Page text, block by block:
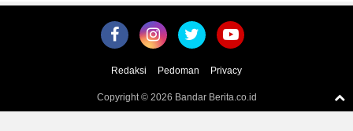
Redaksi Pedoman Privacy
Copyright © 2026 Bandar Berita.co.id